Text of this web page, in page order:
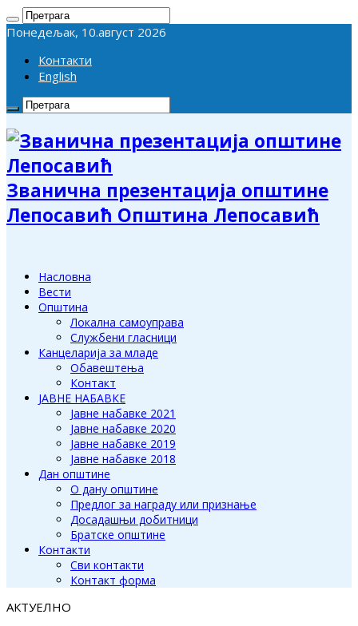
Понедељак, 10.август 2026
Контакти
English
Званична презентација општине
Лепосавић Општина Лепосавић
Насловна
Вести
Општина
Локална самоуправа
Службени гласници
Канцеларија за младе
Обавештења
Контакт
ЈАВНЕ НАБАВКЕ
Јавне набавке 2021
Јавне набавке 2020
Јавне набавке 2019
Јавне набавке 2018
Дан општине
О дану општине
Предлог за награду или признање
Досадашњи добитници
Братске општине
Контакти
Сви контакти
Контакт форма
АКТУЕЛНО